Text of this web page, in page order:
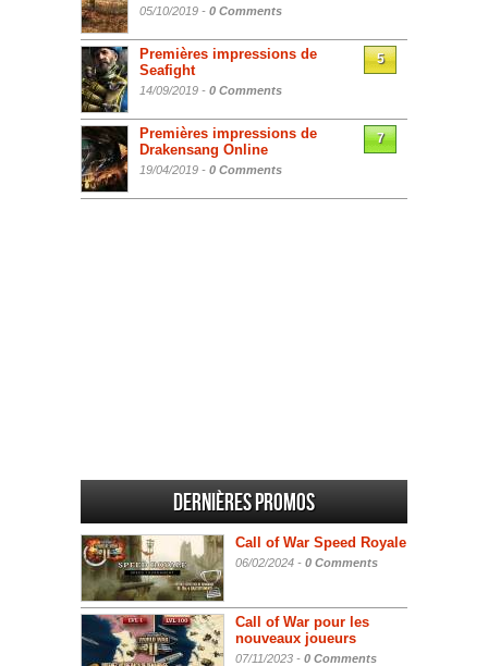
05/10/2019 - 0 Comments
Premières impressions de
Seafight
14/09/2019 - 0 Comments
5
Premières impressions de
Drakensang Online
19/04/2019 - 0 Comments
7
Dernières promos
Call of War Speed Royale
06/02/2024 - 0 Comments
Call of War pour les
nouveaux joueurs
07/11/2023 - 0 Comments